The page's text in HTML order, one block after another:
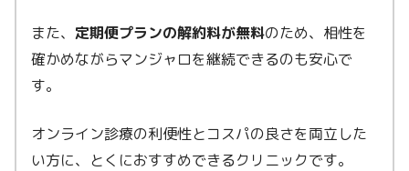
また、 定期便プランの解約料が無料のため、相性を
確かめながらマンジャロを継続できるのも安心で
す。
オンライン診療の利便性とコスパの良さを両立した
い方に、とくにおすすめできるクリニックです。